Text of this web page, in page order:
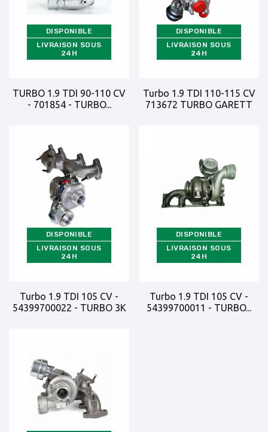
DISPONIBLE
LIVRAISON SOUS
24H
TURBO 1.9 TDI 90-110 CV
- 701854 - TURBO...
DISPONIBLE
LIVRAISON SOUS
24H
Turbo 1.9 TDI 110-115 CV
713672 TURBO GARETT
DISPONIBLE
LIVRAISON SOUS
24H
Turbo 1.9 TDI 105 CV -
54399700022 - TURBO 3K
DISPONIBLE
LIVRAISON SOUS
24H
Turbo 1.9 TDI 105 CV -
54399700011 - TURBO...